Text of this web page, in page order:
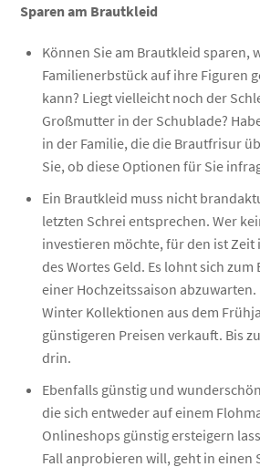
Sparen am Brautkleid
Können Sie am Brautkleid sparen,
Familienerbstück auf ihre Figuren
kann? Liegt vielleicht noch der
Großmutter in der Schublade?
in der Familie, die die Brautfrisur
Sie, ob diese Optionen für Sie
Ein Brautkleid muss nicht
letzten Schrei entsprechen. Wer
investieren möchte, für den ist Zeit
des Wortes Geld. Es lohnt sich zum
einer Hochzeitssaison abzuwarten.
Winter Kollektionen aus dem
günstigeren Preisen verkauft. Bis
drin.
Ebenfalls günstig und
die sich entweder auf einem
Onlineshops günstig ersteigern
Fall anprobieren will, geht in einen